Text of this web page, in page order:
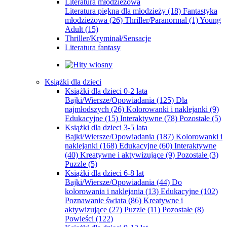
Literatura młodzieżowa
Literatura piękna dla młodzieży (18) Fantastyka
młodzieżowa (26) Thriller/Paranormal (1)Young
Adult (15)
Thriller/Kryminał/Sensacje
Literatura fantasy
Książki dla dzieci
Książki dla dzieci 0-2 lata
Bajki/Wiersze/Opowiadania (125) Dla
najmłodszych (26) Kolorowanki i naklejanki (9)
Edukacyjne (15) Interaktywne (78) Pozostałe (5)
Książki dla dzieci 3-5 lata
Bajki/Wiersze/Opowiadania (187) Kolorowanki i
naklejanki (168) Edukacyjne (60) Interaktywne
(40) Kreatywne i aktywizujące (9) Pozostałe (3)
Puzzle (5)
Książki dla dzieci 6-8 lat
Bajki/Wiersze/Opowiadania (44) Do
kolorowania i naklejania (13) Edukacyjne (102)
Poznawanie świata (86) Kreatywne i
aktywizujące (27) Puzzle (11) Pozostałe (8)
Powieści (122)